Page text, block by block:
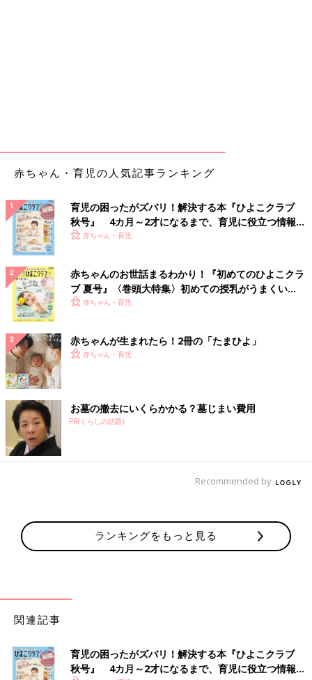
赤ちゃん・育児の人気記事ランキング
育児の困ったがズバリ！解決する本『ひよこクラブ
秋号』 4カ月～2才になるまで、育児に役立つ情報が
いっぱい！
赤ちゃん・育児
赤ちゃんのお世話まるわかり！『初めてのひよこクラ
ブ 夏号』〈巻頭大特集〉初めての授乳がうまくい
く！ おっぱい・ミルクの基本と夏のトラブル 解決テ
赤ちゃん・育児
赤ちゃんが生まれたら！2冊の「たまひよ」
赤ちゃん・育児
お墓の撤去にいくらかかる？墓じまい費用
PR(くらしの話題)
Recommended by
ランキングをもっと見る
関連記事
育児の困ったがズバリ！解決する本『ひよこクラブ
秋号』 4カ月～2才になるまで、育児に役立つ情報が